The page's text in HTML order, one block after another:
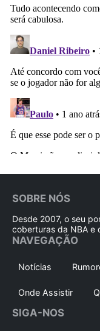
SOBRE NÓS
Desde 2007, o seu
coberturas da NBA e
NAVEGAÇÃO
Notícias
Onde Assistir
SIGA-NOS